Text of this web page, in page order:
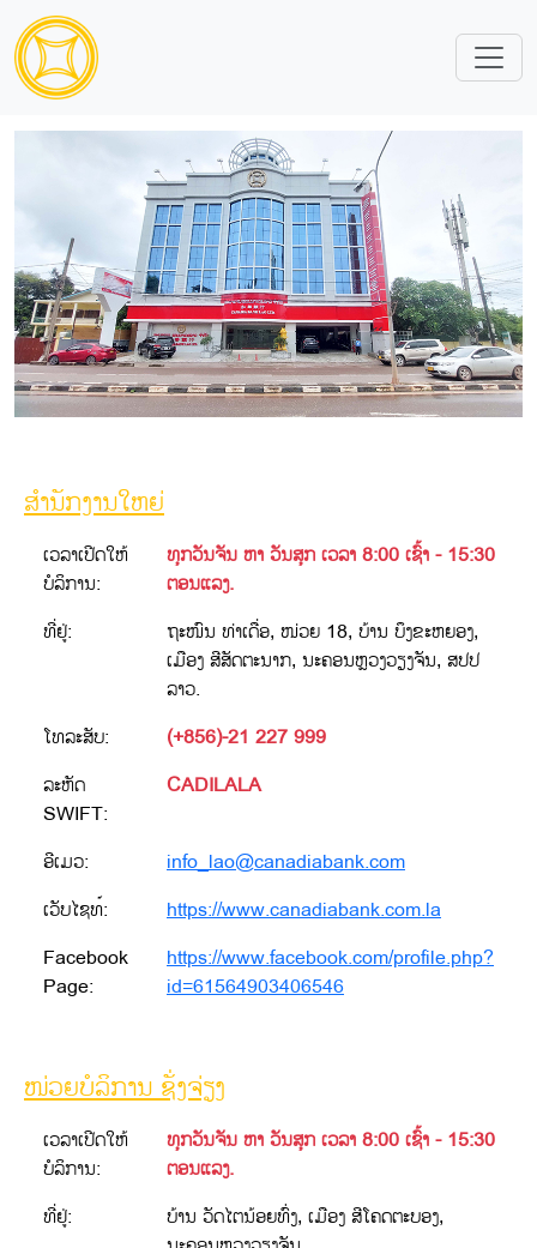
ຕິດຕໍ່ພວກເຮົາ
ສໍານັກງານໃຫຍ່
ເວລາເປີດໃຫ້
ບໍລິການ:
ທຸກວັນຈັນ ຫາ ວັນສຸກ ເວລາ 8:00 ເຊົ້າ - 15:30
ຕອນແລງ.
ທີ່ຢູ່:
ຖະໜົນ ທ່າເດື່ອ, ໜ່ວຍ 18, ບ້ານ ບຶງຂະຫຍອງ,
ເມືອງ ສີສັດຕະນາກ, ນະຄອນຫຼວງວຽງຈັນ, ສປປ
ລາວ.
ໂທລະສັບ:
(+856)-21 227 999
ລະຫັດ
SWIFT:
CADILALA
ອີເມວ:
info_lao@canadiabank.com
ເວັບໄຊທ໌:
https://www.canadiabank.com.la
Facebook
Page:
https://www.facebook.com/profile.php?
id=61564903406546
ໜ່ວຍບໍລິການ ຊັ່ງຈ່ຽງ
ເວລາເປີດໃຫ້
ບໍລິການ:
ທຸກວັນຈັນ ຫາ ວັນສຸກ ເວລາ 8:00 ເຊົ້າ - 15:30
ຕອນແລງ.
ທີ່ຢູ່:
ບ້ານ ວັດໄຕນ້ອຍທົ່ງ, ເມືອງ ສີໂຄດຕະບອງ,